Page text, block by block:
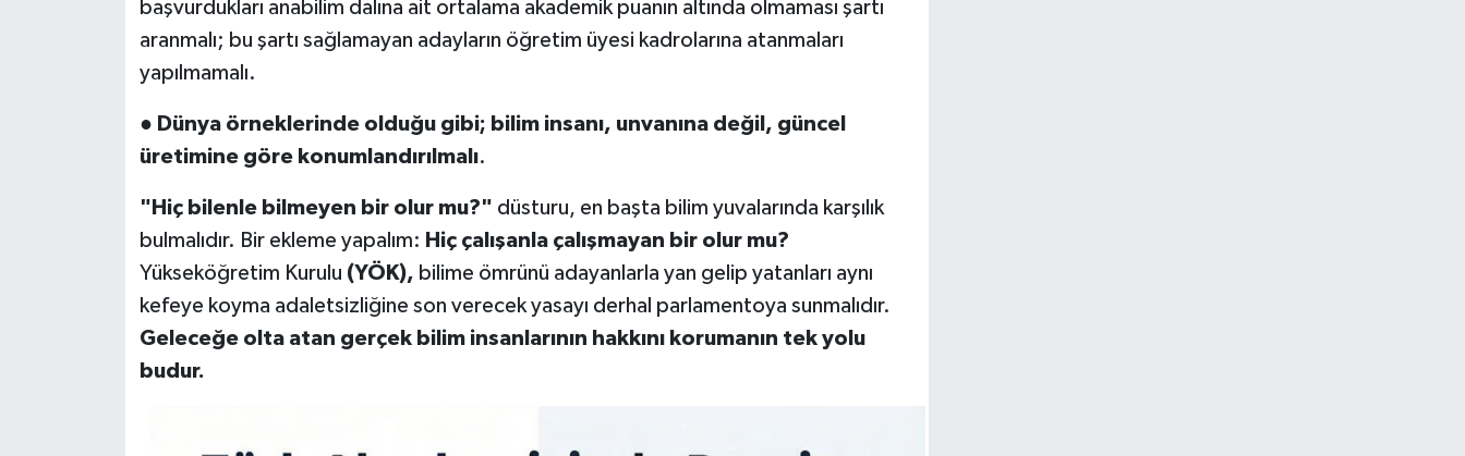
başvurdukları anabilim dalına ait ortalama akademik puanın altında olmaması şartı
aranmalı; bu şartı sağlamayan adayların öğretim üyesi kadrolarına atanmaları
yapılmamalı.
● Dünya örneklerinde olduğu gibi; bilim insanı, unvanına değil, güncel
üretimine göre konumlandırılmalı.
"Hiç bilenle bilmeyen bir olur mu?" düsturu, en başta bilim yuvalarında karşılık
bulmalıdır. Bir ekleme yapalım: Hiç çalışanla çalışmayan bir olur mu?
Yükseköğretim Kurulu (YÖK), bilime ömrünü adayanlarla yan gelip yatanları aynı
kefeye koyma adaletsizliğine son verecek yasayı derhal parlamentoya sunmalıdır.
Geleceğe olta atan gerçek bilim insanlarının hakkını korumanın tek yolu
budur.